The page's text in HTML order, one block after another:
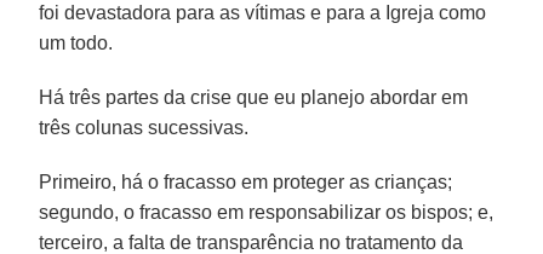
foi devastadora para as vítimas e para a Igreja como
um todo.
Há três partes da crise que eu planejo abordar em
três colunas sucessivas.
Primeiro, há o fracasso em proteger as crianças;
segundo, o fracasso em responsabilizar os bispos; e,
terceiro, a falta de transparência no tratamento da